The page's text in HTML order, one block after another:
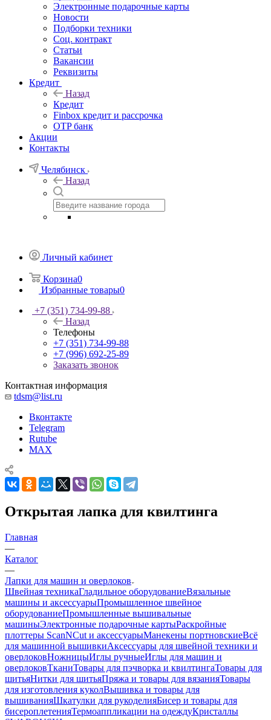
Электронные подарочные карты
Новости
Подборки техники
Соц. контракт
Статьи
Вакансии
Реквизиты
Кредит
Назад
Кредит
Finbox кредит и рассрочка
OTP банк
Акции
Контакты
Челябинск
Назад
Личный кабинет
Корзина0
Избранные товары0
+7 (351) 734-99-88
Назад
Телефоны
+7 (351) 734-99-88
+7 (996) 692-25-89
Заказать звонок
Контактная информация
tdsm@list.ru
Вконтакте
Telegram
Rutube
MAX
Открытая лапка для квилтинга
Главная
—
Каталог
—
Лапки для машин и оверлоков
Швейная техникаГладильное оборудованиеВязальные
машины и аксессуарыПромышленное швейное
оборудованиеПромышленные вышивальные
машиныЭлектронные подарочные картыРаскройные
плоттеры ScanNCut и аксессуарыМанекены портновскиеВсё
для машинной вышивкиАксессуары для швейной техники и
оверлоковНожницыИглы ручныеИглы для машин и
оверлоковТканиТовары для пэчворка и квилтингаТовары для
шитьяНитки для шитьяПряжа и товары для вязанияТовары
для изготовления куколВышивка и товары для
вышиванияШкатулки для рукоделияБисер и товары для
бисероплетенияТермоаппликации на одеждуКристаллы